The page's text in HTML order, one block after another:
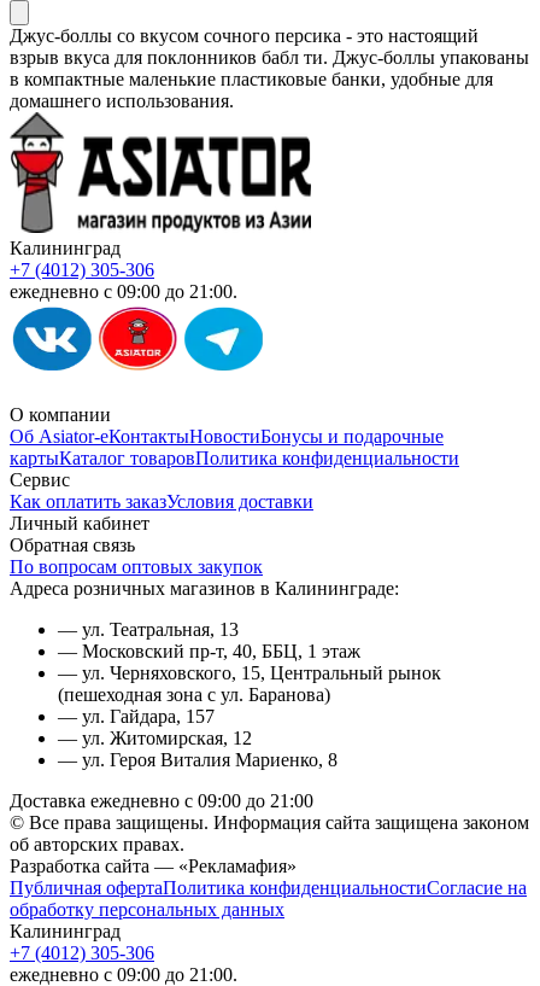
Джус-боллы со вкусом сочного персика - это настоящий
взрыв вкуса для поклонников бабл ти. Джус-боллы упакованы
в компактные маленькие пластиковые банки, удобные для
домашнего использования.
Калининград
+7 (4012) 305-306
ежедневно с 09:00 до 21:00.
О компании
Об Asiator-еКонтактыНовостиБонусы и подарочные
картыКаталог товаровПолитика конфиденциальности
Сервис
Как оплатить заказУсловия доставки
Личный кабинет
Обратная связь
По вопросам оптовых закупок
Адреса розничных магазинов в Калининграде:
— ул. Театральная, 13
— Московский пр-т, 40, ББЦ, 1 этаж
— ул. Черняховского, 15, Центральный рынок
(пешеходная зона с ул. Баранова)
— ул. Гайдара, 157
— ул. Житомирская, 12
— ул. Героя Виталия Мариенко, 8
Доставка ежедневно с 09:00 до 21:00
© Все права защищены. Информация сайта защищена законом
об авторских правах.
Разработка сайта — «Рекламафия»
Публичная офертаПолитика конфиденциальностиСогласие на
обработку персональных данных
Калининград
+7 (4012) 305-306
ежедневно с 09:00 до 21:00.